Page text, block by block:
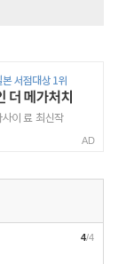
AD
4/4